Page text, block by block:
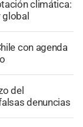
climática:
con agenda
del
denuncias